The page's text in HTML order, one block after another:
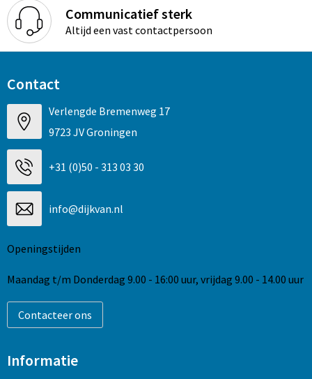
Communicatief sterk
Altijd een vast contactpersoon
Contact
Verlengde Bremenweg 17
9723 JV Groningen
+31 (0)50 - 313 03 30
info@dijkvan.nl
Openingstijden
Maandag t/m Donderdag 9.00 - 16:00 uur, vrijdag 9.00 - 14.00 uur
Contacteer ons
Informatie